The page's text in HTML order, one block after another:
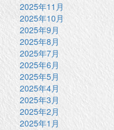
2025年11月
2025年10月
2025年9月
2025年8月
2025年7月
2025年6月
2025年5月
2025年4月
2025年3月
2025年2月
2025年1月